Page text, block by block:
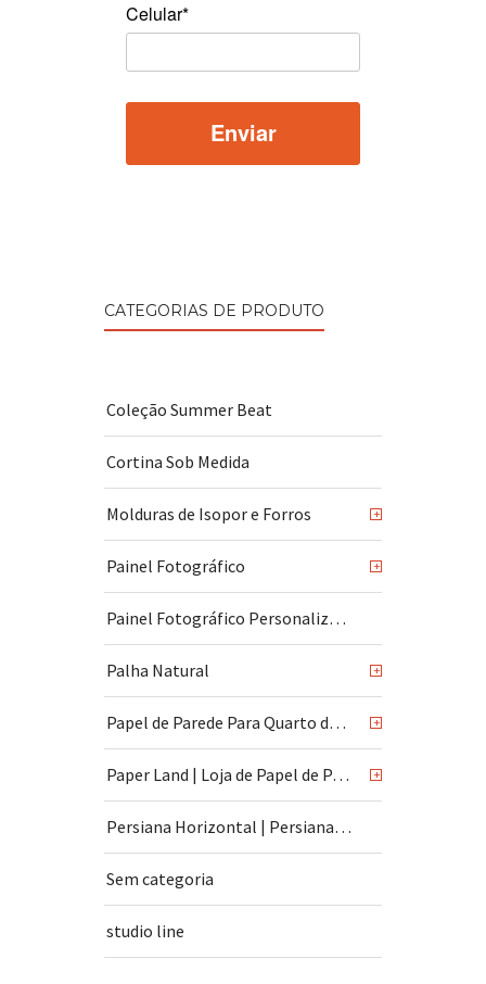
Celular*
CATEGORIAS DE PRODUTO
Coleção Summer Beat
Cortina Sob Medida
Molduras de Isopor e Forros +
Painel Fotográfico +
Painel Fotográfico Personalizado
Palha Natural +
Papel de Parede Para Quarto de Bebê +
Paper Land | Loja de Papel de Parede | São Paulo +
Persiana Horizontal | Persiana Vertical
Sem categoria
studio line